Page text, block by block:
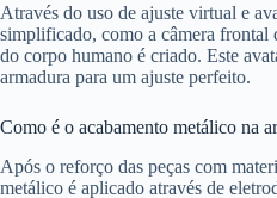
Através do uso de ajuste virtual e
simplificado, como a câmera frontal
do corpo humano é criado. Este
armadura para um ajuste perfeito.
Como é o acabamento metálico na
Após o reforço das peças com
metálico é aplicado através de